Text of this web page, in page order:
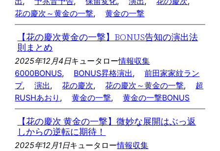
花の慶次～黄金の一撃, 黄金の一撃
【花の慶次黄金の一撃】BONUS告知の演出法
則まとめ
2025年12月4日キュータロー情報収集
6000BONUS, BONUS昇格演出,
前田家家紋ラン
プ, 演出, 花の慶次, 花の慶次～黄金の一撃,
超
RUSHあおり , 黄金の一撃, 黄金の一撃BONUS
【花の慶次 黄金の一撃】微妙な展開はぶっ返
しからの逆転に期待！
2025年12月1日キュータロー情報収集